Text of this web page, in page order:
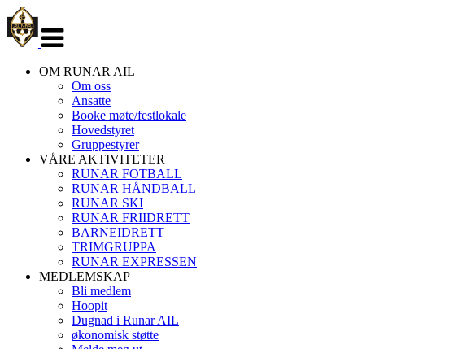
navigasjon
OM RUNAR AIL
Om oss
Ansatte
Booke møte/festlokale
Hovedstyret
Gruppestyrer
VÅRE AKTIVITETER
RUNAR FOTBALL
RUNAR HÅNDBALL
RUNAR SKI
RUNAR FRIIDRETT
BARNEIDRETT
TRIMGRUPPA
RUNAR EXPRESSEN
MEDLEMSKAP
Bli medlem
Hoopit
Dugnad i Runar AIL
økonomisk støtte